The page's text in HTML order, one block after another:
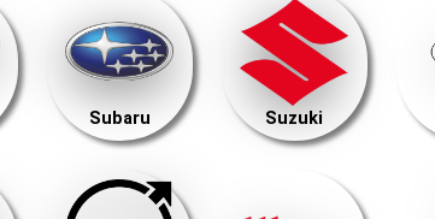
Subaru Suzuki